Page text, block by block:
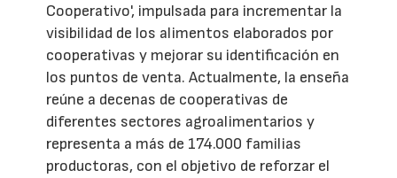
Cooperativo', impulsada para incrementar la
visibilidad de los alimentos elaborados por
cooperativas y mejorar su identificación en
los puntos de venta. Actualmente, la enseña
reúne a decenas de cooperativas de
diferentes sectores agroalimentarios y
representa a más de 174.000 familias
productoras, con el objetivo de reforzar el